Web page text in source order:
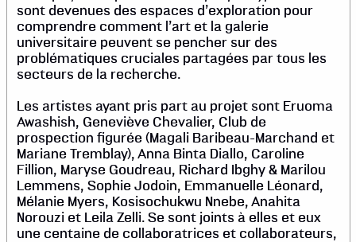
sont devenues des espaces d’exploration pour
comprendre comment l’art et la galerie
universitaire peuvent se pencher sur des
problématiques cruciales partagées par tous les
secteurs de la recherche.
Les artistes ayant pris part au projet sont Eruoma
Awashish, Geneviève Chevalier, Club de
prospection figurée (Magali Baribeau-Marchand et
Mariane Tremblay), Anna Binta Diallo, Caroline
Fillion, Maryse Goudreau, Richard Ibghy & Marilou
Lemmens, Sophie Jodoin, Emmanuelle Léonard,
Mélanie Myers, Kosisochukwu Nnebe, Anahita
Norouzi et Leila Zelli. Se sont joints à elles et eux
une centaine de collaboratrices et collaborateurs,